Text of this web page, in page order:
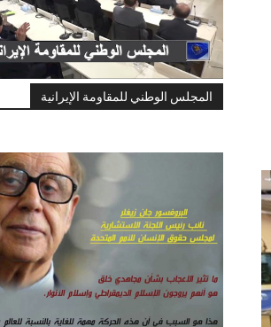
المجلس الوطني للمقاومة الإيرانية